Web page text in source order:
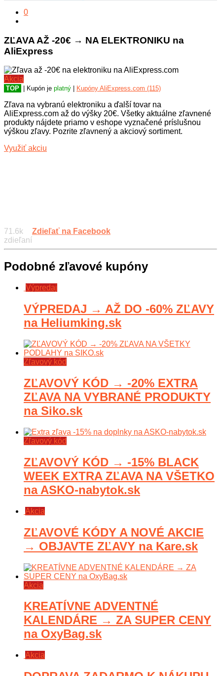
0
ZĽAVA AŽ -20€ → NA ELEKTRONIKU na
AliExpress
Akcia
TOP | Kupón je platný Kupóny AliExpress.com (115)
Zľava na vybranú elektroniku a ďalší tovar na
AliExpress.com až do výšky 20€. Všetky aktuálne zľavnené
produkty nájdete priamo v eshope vyznačené príslušnou
výškou zľavy. Pozrite zľavnený a akciový sortiment.
Využiť akciu
71.6k
zdieľaní
Zdieľať na Facebook
Podobné zľavové kupóny
Výpredaj
VÝPREDAJ → AŽ DO -60% ZĽAVY
na Heliumking.sk
Zľavový kód
ZĽAVOVÝ KÓD → -20% EXTRA
ZĽAVA NA VYBRANÉ PRODUKTY
na Siko.sk
Zľavový kód
ZĽAVOVÝ KÓD → -15% BLACK
WEEK EXTRA ZĽAVA NA VŠETKO
na ASKO-nabytok.sk
Akcia
ZĽAVOVÉ KÓDY A NOVÉ AKCIE
→ OBJAVTE ZĽAVY na Kare.sk
Akcia
KREATÍVNE ADVENTNÉ
KALENDÁRE → ZA SUPER CENY
na OxyBag.sk
Akcia